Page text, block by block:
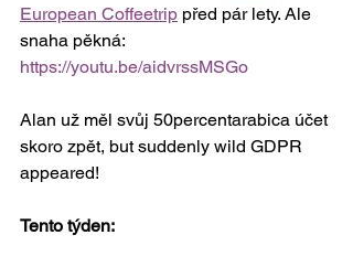
European Coffeetrip před pár lety. Ale
snaha pěkná:
https://youtu.be/aidvrssMSGo
Alan už měl svůj 50percentarabica účet
skoro zpět, but suddenly wild GDPR
appeared!
Tento týden: